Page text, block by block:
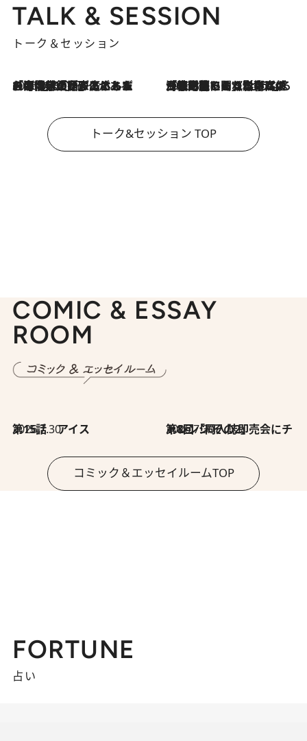
TALK & SESSION
トーク＆セッション
2026.8.3
「今後値上げがあるとすれば…」「リスクがあるのは今年の冬」エネルギー専門家が語る、ホルムズ海峡封鎖が家庭にもたらす“ある心配” 2026.8.3
「住宅建てられない…」「サーチャージ料の高値が続いている」ホルムズ海峡封鎖による影響はいつまで続く？《エネルギー専門家に聞く“どうなる日本の暮らし”》
トーク&セッション TOP
COMIC & ESSAY
ROOM
2026.7.30
第15話 アイス 2026.7.30
第8回「同人誌即売会にチャレンジ その2」
コミック＆エッセイルームTOP
FORTUNE
占い